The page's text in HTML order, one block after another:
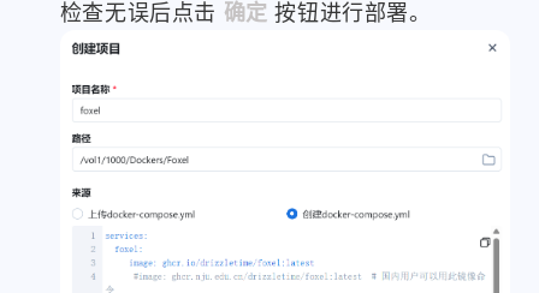
检查无误后点击 确定 按钮进行部署。